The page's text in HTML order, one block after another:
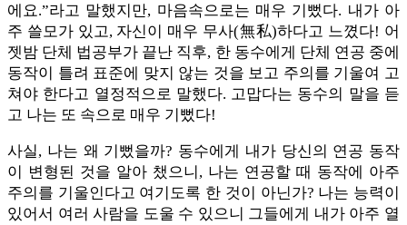
에요.”라고 말했지만, 마음속으로는 매우 기뻤다. 내가 아
주 쓸모가 있고, 자신이 매우 무사(無私)하다고 느꼈다! 어
젯밤 단체 법공부가 끝난 직후, 한 동수에게 단체 연공 중에
동작이 틀려 표준에 맞지 않는 것을 보고 주의를 기울여 고
쳐야 한다고 열정적으로 말했다. 고맙다는 동수의 말을 듣
고 나는 또 속으로 매우 기뻤다!
사실, 나는 왜 기뻤을까? 동수에게 내가 당신의 연공 동작
이 변형된 것을 알아 챘으니, 나는 연공할 때 동작에 아주
주의를 기울인다고 여기도록 한 것이 아닌가? 나는 능력이
있어서 여러 사람을 도울 수 있으니 그들에게 내가 아주 열